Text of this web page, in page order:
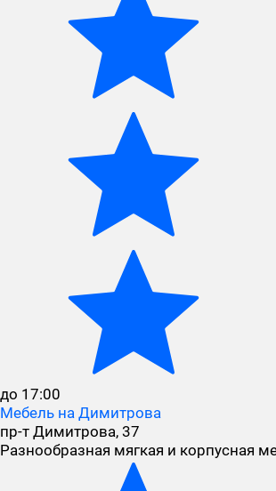
до 17:00
Мебель на Димитрова
пр-т Димитрова, 37
Разнообразная мягкая и корпусная